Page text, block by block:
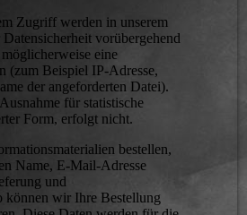
Zugriff werden in unserem
vorübergehend
eine
(zum Beispiel IP-Adresse,
der angeforderten Datei).
für statistische
Form, erfolgt nicht.
bestellen,
Name, E-Mail-Adresse
und
können wir Ihre Bestellung